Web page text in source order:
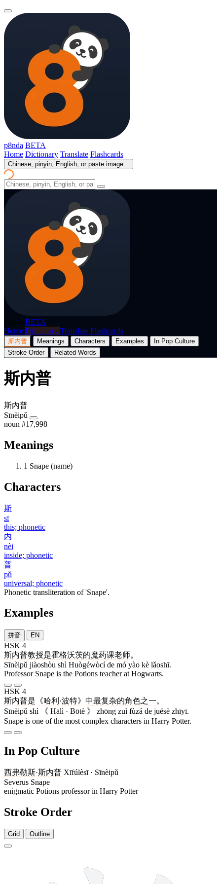
p8nda BETA
Home Dictionary Translate Flashcards
Chinese, pinyin, English, or paste image...
BETA
Home Dictionary Translate Flashcards
斯内普 Meanings Characters Examples
In Pop Culture
Stroke Order
Related Words
斯内普
斯內普
Sīnèipǔ
noun #17,998
Meanings
1 Snape (name)
Characters
斯
sī
this; phonetic
内
nèi
inside; phonetic
普
pǔ
universal; phonetic
Phonetic transliteration of 'Snape'.
Examples
拼音 EN
HSK 4
斯内普教授是霍格沃茨的魔药课老师。
Sīnèipǔ jiàoshòu shì Huògéwòcí de mó yào kè lǎoshī.
Professor Snape is the Potions teacher at Hogwarts.
HSK 4
斯内普是 《哈利 ·波特》 中最复杂的角色之一。
Sīnèipǔ shì 《 Hālì · Bōtè 》 zhōng zuì fùzá de juésè zhīyī.
Snape is one of the most complex characters in Harry Potter.
In Pop Culture
西弗勒斯·斯内普 Xīfúlèsī · Sīnèipǔ
Severus Snape
enigmatic Potions professor in Harry Potter
Stroke Order
Grid Outline